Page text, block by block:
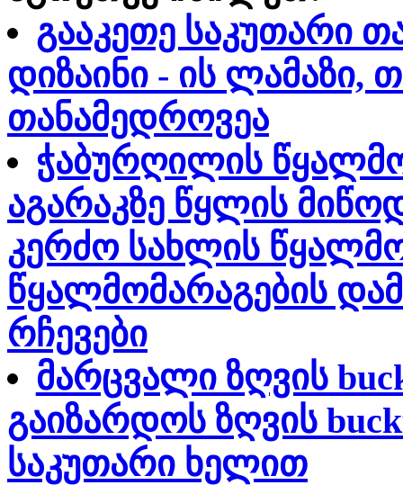
გააკეთე საკუთარი
დიზაინი - ის ლამაზი,
თანამედროვეა
ჭაბურღილის
აგარაკზე წყლის
კერძო სახლის
წყალმომარაგების
რჩევები
მარცვალი ზღვის
გაიზარდოს ზღვის
საკუთარი ხელით